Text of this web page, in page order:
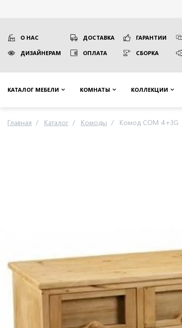
О НАС ДОСТАВКА ГАРАНТИИ
ДИЗАЙНЕРАМ ОПЛАТА СБОРКА
КАТАЛОГ МЕБЕЛИ КОМНАТЫ КОЛЛЕКЦИИ
Главная Каталог Комоды Комод COM 4+3G